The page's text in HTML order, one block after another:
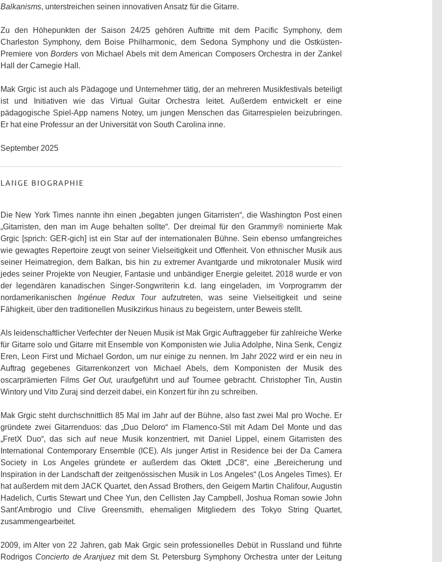
Balkanisms, unterstreichen seinen innovativen Ansatz für die Gitarre.
Zu den Höhepunkten der Saison 24/25 gehören Auftritte mit dem Pacific Symphony, dem
Charleston Symphony, dem Boise Philharmonic, dem Sedona Symphony und die Ostküsten-
Premiere vonBorders von Michael Abels mit dem American Composers Orchestra in der Zankel
Hall der Carnegie Hall.
Mak Grgic ist auch als Pädagoge und Unternehmer tätig, der an mehreren Musikfestivals beteiligt
ist und Initiativen wie das Virtual Guitar Orchestra leitet. Außerdem entwickelt er eine
pädagogische Spiel-App namens Notey, um jungen Menschen das Gitarrespielen beizubringen.
Er hat eine Professur an der Universität von South Carolina inne.
September 2025
LANGE BIOGRAPHIE
Die New York Times nannte ihn einen „begabten jungen Gitarristen“, die Washington Post einen
„Gitarristen, den man im Auge behalten sollte“. Der dreimal für den Grammy® nominierte Mak
Grgic [sprich: GER-gich] ist ein Star auf der internationalen Bühne. Sein ebenso umfangreiches
wie gewagtes Repertoire zeugt von seiner Vielseitigkeit und Offenheit. Von ethnischer Musik aus
seiner Heimatregion, dem Balkan, bis hin zu extremer Avantgarde und mikrotonaler Musik wird
jedes seiner Projekte von Neugier, Fantasie und unbändiger Energie geleitet. 2018 wurde er von
der legendären kanadischen Singer-Songwriterin k.d. lang eingeladen, im Vorprogramm der
nordamerikanischen Ingénue Redux Touraufzutreten, was seine Vielseitigkeit und seine
Fähigkeit, über den traditionellen Musikzirkus hinaus zu begeistern, unter Beweis stellt.
Als leidenschaftlicher Verfechter der Neuen Musik ist Mak Grgic Auftraggeber für zahlreiche Werke
für Gitarre solo und Gitarre mit Ensemble von Komponisten wie Julia Adolphe, Nina Senk, Cengiz
Eren, Leon First und Michael Gordon, um nur einige zu nennen. Im Jahr 2022 wird er ein neu in
Auftrag gegebenes Gitarrenkonzert von Michael Abels, dem Komponisten der Musik des
oscarprämierten Films Get Out, uraufgeführt und auf Tournee gebracht. Christopher Tin, Austin
Wintory und Vito Zuraj sind derzeit dabei, ein Konzert für ihn zu schreiben.
Mak Grgic steht durchschnittlich 85 Mal im Jahr auf der Bühne, also fast zwei Mal pro Woche. Er
gründete zwei Gitarrenduos: das „Duo Deloro“ im Flamenco-Stil mit Adam Del Monte und das
„FretX Duo“, das sich auf neue Musik konzentriert, mit Daniel Lippel, einem Gitarristen des
International Contemporary Ensemble (ICE). Als junger Artist in Residence bei der Da Camera
Society in Los Angeles gründete er außerdem das Oktett „DC8“, eine „Bereicherung und
Inspiration in der Landschaft der zeitgenössischen Musik in Los Angeles“ (Los Angeles Times). Er
hat außerdem mit dem JACK Quartet, den Assad Brothers, den Geigern Martin Chalifour, Augustin
Hadelich, Curtis Stewart und Chee Yun, den Cellisten Jay Campbell, Joshua Roman sowie John
Sant'Ambrogio und Clive Greensmith, ehemaligen Mitgliedern des Tokyo String Quartet,
zusammengearbeitet.
2009, im Alter von 22 Jahren, gab Mak Grgic sein professionelles Debüt in Russland und führte
Rodrigos Concierto de Aranjuezmit dem St. Petersburg Symphony Orchestra unter der Leitung